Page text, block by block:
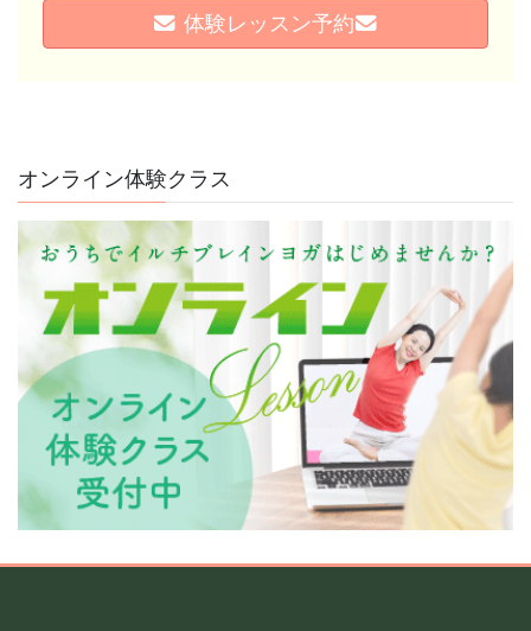
体験レッスン予約
オンライン体験クラス
熱帯夜・熱中症予防、水分補給だけで十分でしょ
2026年8月5日/ ブログ